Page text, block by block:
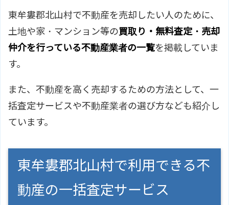
東牟婁郡北山村で不動産を売却したい人のために、
土地や家・マンション等の買取り・無料査定・売却
仲介を行っている不動産業者の一覧を掲載していま
す。
また、不動産を高く売却するための方法として、一
括査定サービスや不動産業者の選び方なども紹介し
ています。
東牟婁郡北山村で利用できる不
動産の一括査定サービス